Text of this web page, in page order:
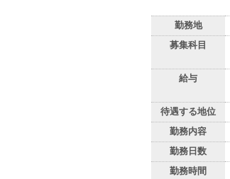
勤務地
募集科目
給与
待遇する地位
勤務内容
勤務日数
勤務時間